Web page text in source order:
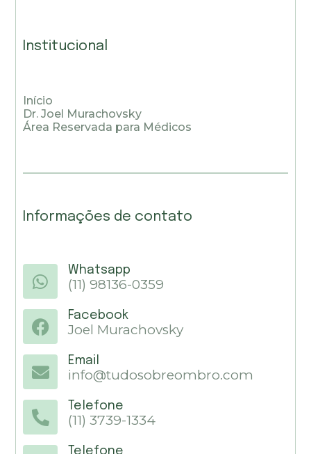
Institucional
Início
Dr. Joel Murachovsky
Área Reservada para Médicos
Informações de contato
Whatsapp
(11) 98136-0359
Facebook
Joel Murachovsky
Email
info@tudosobreombro.com
Telefone
(11) 3739-1334
Telefone